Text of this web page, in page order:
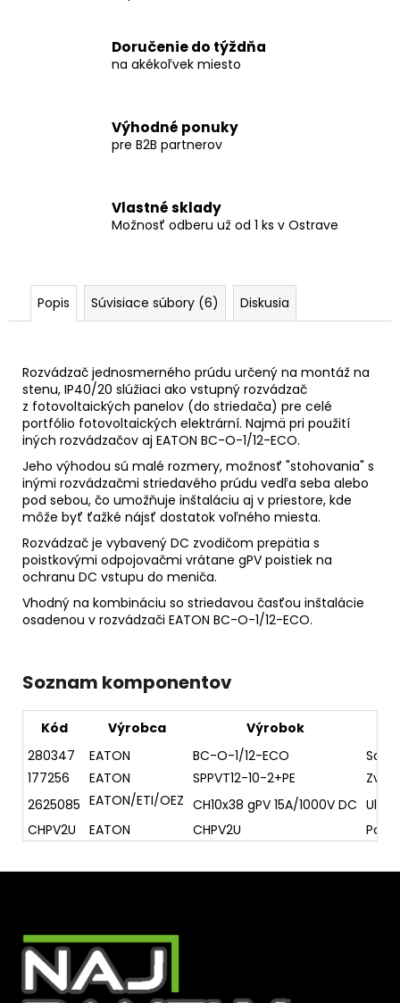
Doručenie do týždňa
na akékoľvek miesto
Výhodné ponuky
pre B2B partnerov
Vlastné sklady
Možnosť odberu už od 1 ks v Ostrave
Popis Súvisiace súbory (6) Diskusia
Rozvádzač jednosmerného prúdu určený na montáž na
stenu, IP40/20 slúžiaci ako vstupný rozvádzač
z fotovoltaických panelov (do striedača) pre celé
portfólio fotovoltaických elektrární. Najmä pri použití
iných rozvádzačov aj EATON BC-O-1/12-ECO.
Jeho výhodou sú malé rozmery, možnosť "stohovania" s
inými rozvádzačmi striedavého prúdu vedľa seba alebo
pod sebou, čo umožňuje inštaláciu aj v priestore, kde
môže byť ťažké nájsť dostatok voľného miesta.
Rozvádzač je vybavený DC zvodičom prepätia s
poistkovými odpojovačmi vrátane gPV poistiek na
ochranu DC vstupu do meniča.
Vhodný na kombináciu so striedavou časťou inštalácie
osadenou v rozvádzači EATON BC-O-1/12-ECO.
Soznam komponentov
Kód Výrobca
Výrobok
280347
EATON BC-O-1/12-ECO
177256
EATON SPPVT12-10-2+PE
2625085 EATON/ETI/OEZ CH10x38 gPV 15A/1000V DC Ultra
CHPV2U
EATON CHPV2U